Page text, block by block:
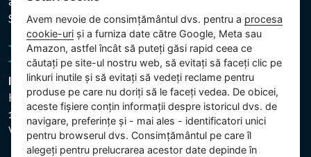
Setări cookie
Intex Trading, s.r.o.
Hradecká 2526/3
130 00 Praha 3
Vinohrady - Česká republika
Avem nevoie de consimțământul dvs. pentru a procesa
cookie-uri și a furniza date către Google, Meta sau
Amazon, astfel încât să puteți găsi rapid ceea ce
căutați pe site-ul nostru web, să evitați să faceți clic pe
linkuri inutile și să evitați să vedeți reclame pentru
produse pe care nu doriți să le faceți vedea. De obicei,
aceste fișiere conțin informații despre istoricul dvs. de
navigare, preferințe și - mai ales - identificatori unici
pentru browserul dvs. Consimțământul pe care îl
alegeți pentru prelucrarea acestor date depinde în